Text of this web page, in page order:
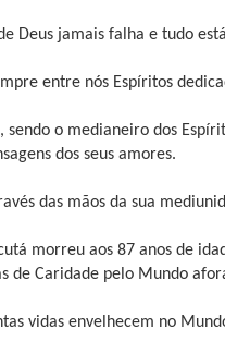
Deus jamais falha e tudo
entre nós Espíritos
sendo o medianeiro dos
dos seus amores.
das mãos da sua
morreu aos 87 anos de
de Caridade pelo Mundo
vidas envelhecem no